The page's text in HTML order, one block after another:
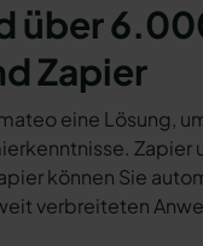
über
Zapier
eine Lösung,
können Sie
verbreiteten